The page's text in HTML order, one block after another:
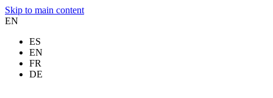
Skip to main content
EN
ES
EN
FR
DE